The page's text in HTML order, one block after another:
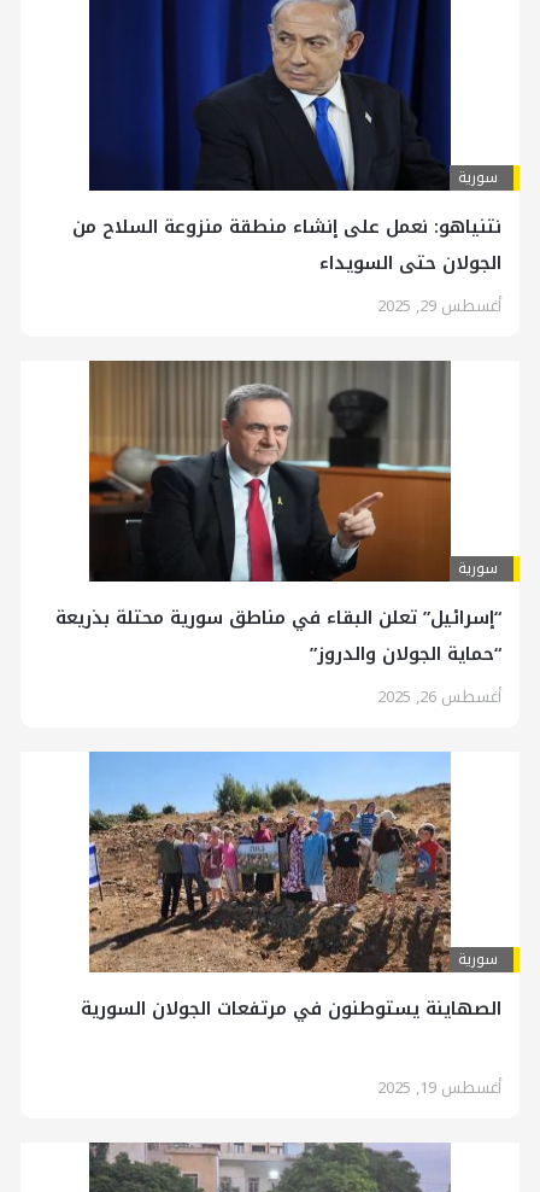
سورية
نتنياهو: نعمل على إنشاء منطقة منزوعة السلاح من
الجولان حتى السويداء
أغسطس 29, 2025
سورية
“إسرائيل” تعلن البقاء في مناطق سورية محتلة بذريعة
“حماية الجولان والدروز”
أغسطس 26, 2025
سورية
الصهاينة يستوطنون في مرتفعات الجولان السورية
أغسطس 19, 2025